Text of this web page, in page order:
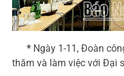
* Ngày 1-11, Đoàn
thăm và làm việc với Đại